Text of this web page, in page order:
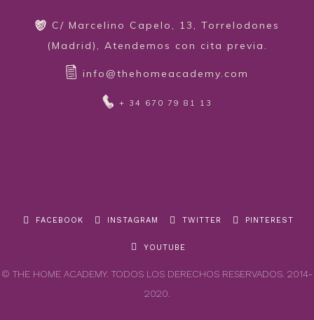
C/ Marcelino Capelo, 13, Torrelodones
(Madrid), Atendemos con cita previa.
info@thehomeacademy.com
+ 34 670 79 81 13
FACEBOOK INSTAGRAM TWITTER PINTEREST
YOUTUBE
© THE HOME ACADEMY. TODOS LOS DERECHOS RESERVADOS. 2014-
2020.